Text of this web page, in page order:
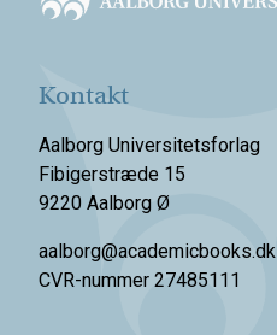
Kontakt
Aalborg Universitetsforlag
Fibigerstræde 15
9220 Aalborg Ø
aalborg@academicbooks.dk
CVR-nummer 27485111